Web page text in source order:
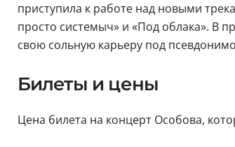
приступила к работе над новыми
просто системыч» и «Под облака». В
свою сольную карьеру под
Билеты и цены
Цена билета на концерт Особова,